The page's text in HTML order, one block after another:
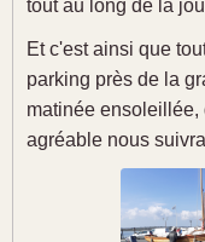
tout au long de la
Et c'est ainsi que
parking près de la
matinée
agréable nous